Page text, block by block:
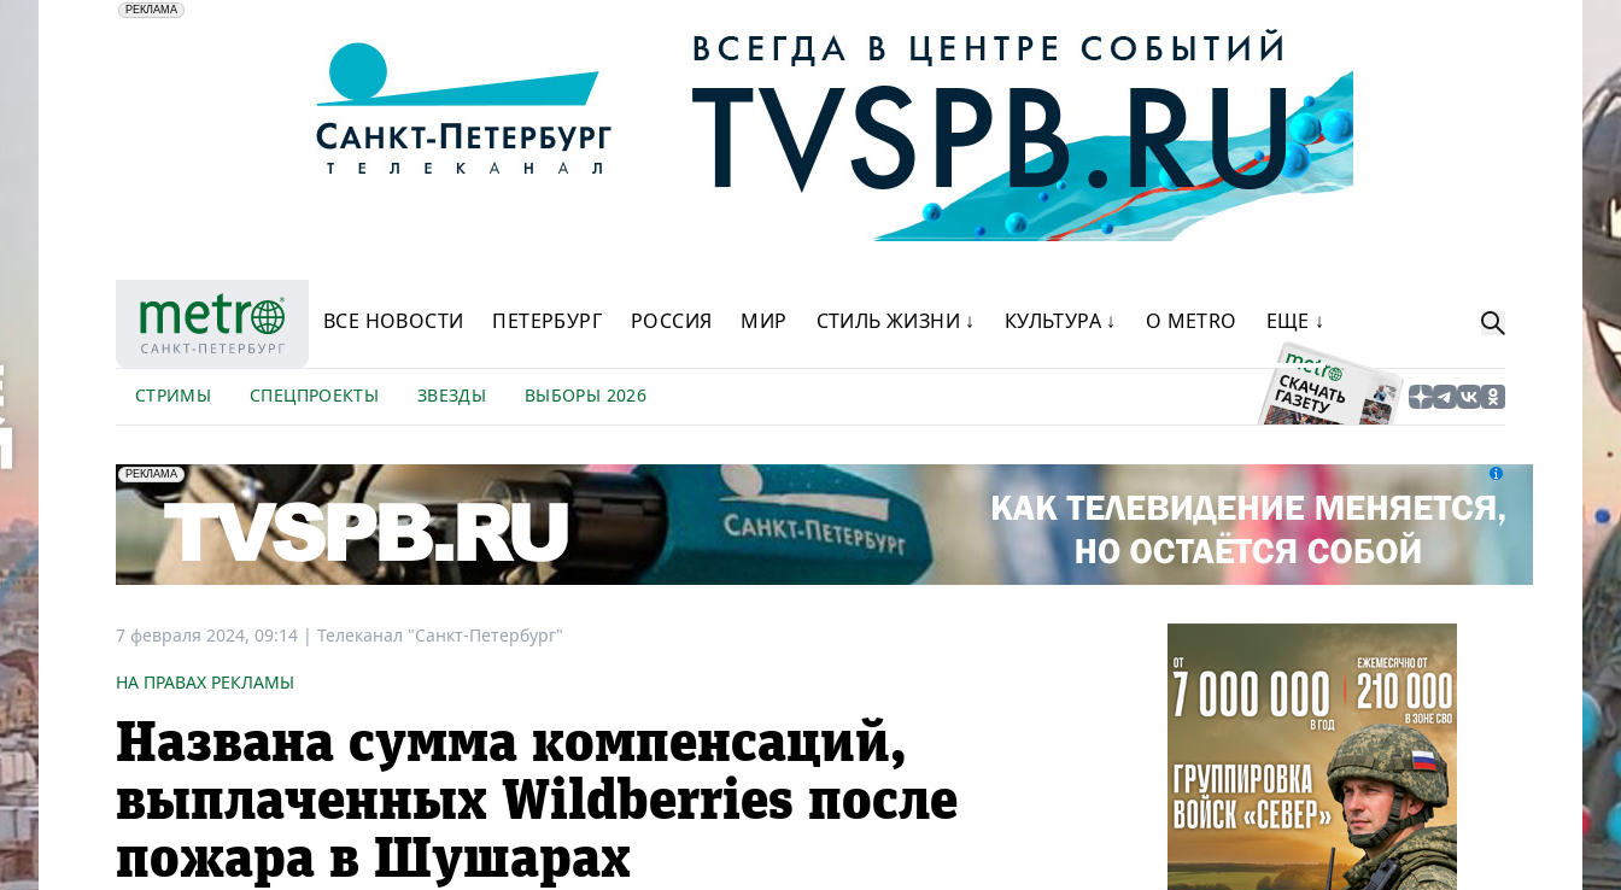
РЕКЛАМА
АО "ГАТР", ИНН: 7841320717
ВСЕ НОВОСТИ ПЕТЕРБУРГ РОССИЯ МИР СТИЛЬ ЖИЗНИ ↓ КУЛЬТУРА ↓ О METRO ЕЩЕ ↓
СТРИМЫ СПЕЦПРОЕКТЫ ЗВЕЗДЫ ВЫБОРЫ 2026
erid: LdtCK5Efv
РЕКЛАМА
АО "ГАТР", ИНН: 7841320717
7 февраля 2024, 09:14 | Телеканал "Санкт-Петербург"
НА ПРАВАХ РЕКЛАМЫ
Названа сумма компенсаций,
выплаченных Wildberries после
пожара в Шушарах